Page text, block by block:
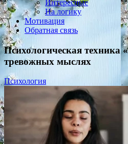
Интересные
На логику
Мотивация
Обратная связь
Психологическая техника
тревожных мыслях
Психология